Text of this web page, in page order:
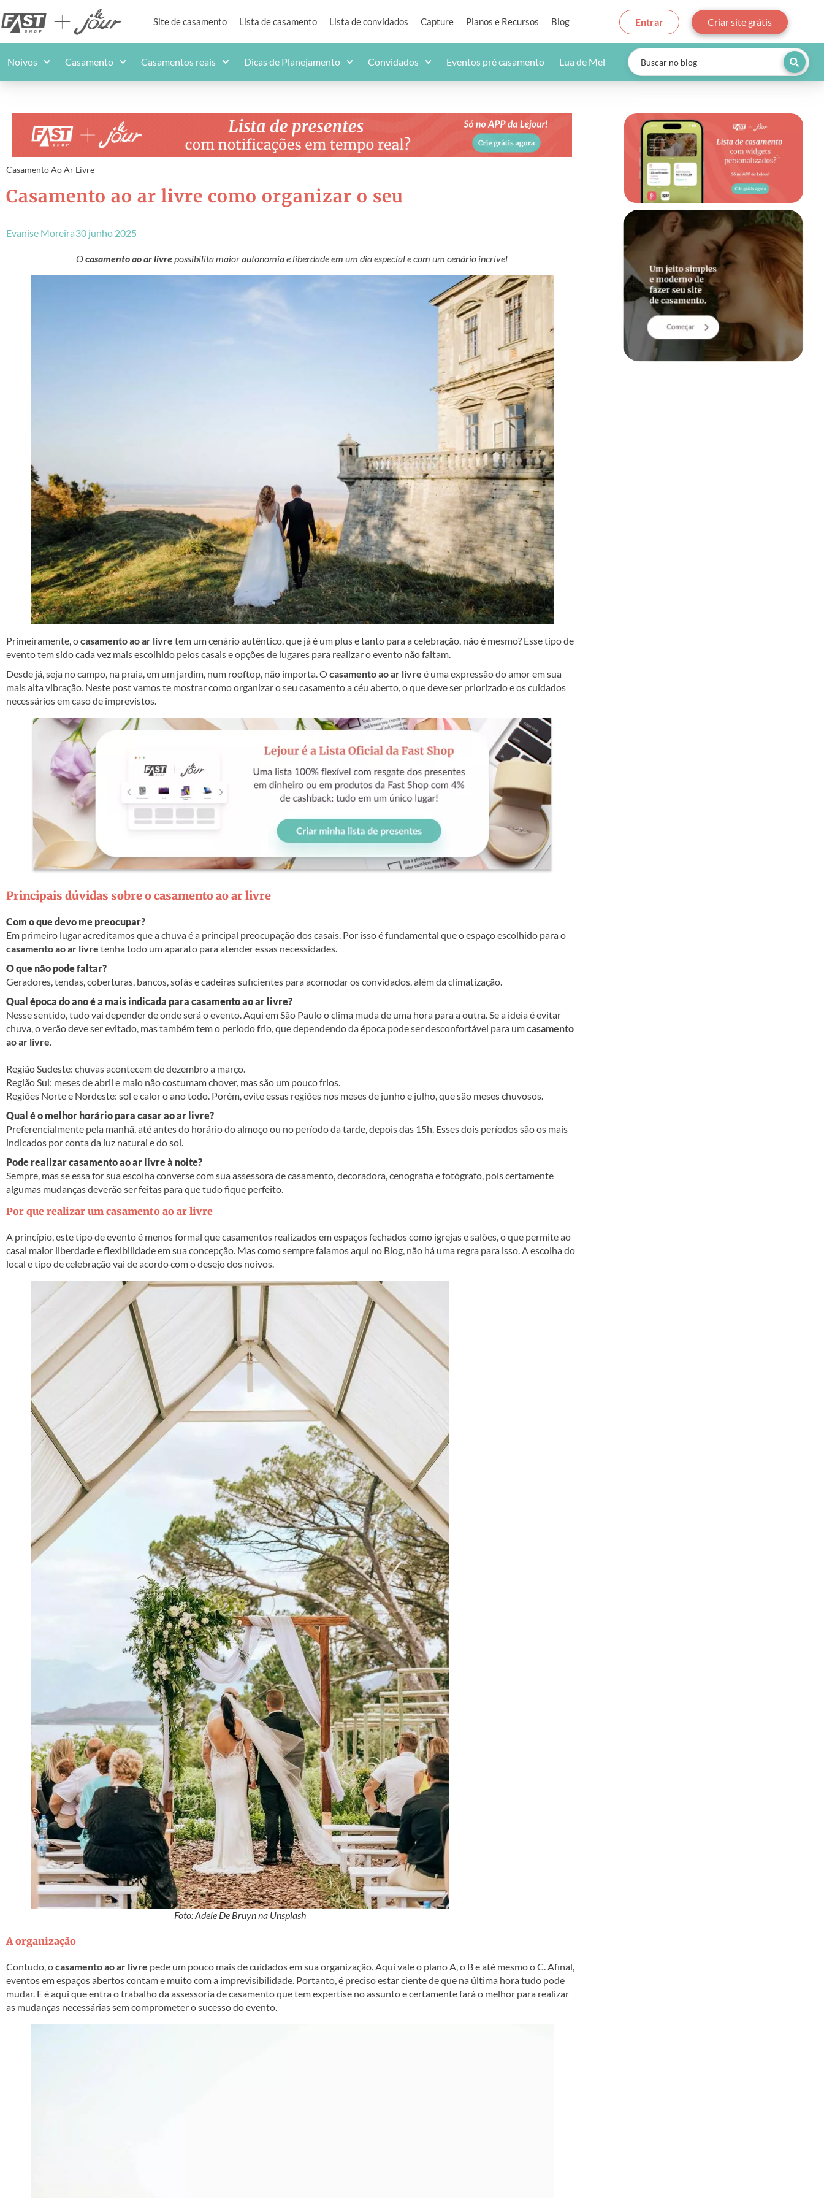
Site de casamento Lista de casamento Lista de convidados Capture Planos e Recursos Blog Entrar Criar site grátis
Noivos Casamento Casamentos reais Dicas de Planejamento Convidados Eventos pré casamento Lua de Mel
Casamento Ao Ar Livre
Casamento ao ar livre como organizar o seu
Evanise Moreira30 junho 2025
Ocasamento ao ar livrepossibilita maior autonomia e liberdade em um dia especial e com um cenário incrível
Primeiramente, ocasamento ao ar livre tem um cenário autêntico, que já é um plus e tanto para a celebração, não é mesmo? Esse tipo de
evento tem sido cada vez mais escolhido pelos casais e opções de lugares para realizar o evento não faltam.
Desde já, seja no campo, na praia, em um jardim, num rooftop, não importa. O casamento ao ar livre é uma expressão do amor em sua
mais alta vibração. Neste post vamos te mostrar como organizar o seu casamento a céu aberto, o que deve ser priorizado e os cuidados
necessários em caso de imprevistos.
Principais dúvidas sobre o casamento ao ar livre
Com o que devo me preocupar?
Em primeiro lugar acreditamos que a chuva é a principal preocupação dos casais. Por isso é fundamental que o espaço escolhido para o
casamento ao ar livre tenha todo um aparato para atender essas necessidades.
O que não pode faltar?
Geradores, tendas, coberturas, bancos, sofás e cadeiras suficientes para acomodar os convidados, além da climatização.
Qual época do ano é a mais indicada para casamento ao ar livre?
Nesse sentido, tudo vai depender de onde será o evento. Aqui em São Paulo o clima muda de uma hora para a outra. Se a ideia é evitar
chuva, o verão deve ser evitado, mas também tem o período frio, que dependendo da época pode ser desconfortável para umcasamento
ao ar livre.
Região Sudeste: chuvas acontecem de dezembro a março.
Região Sul: meses de abril e maio não costumam chover, mas são um pouco frios.
Regiões Norte e Nordeste: sol e calor o ano todo. Porém, evite essas regiões nos meses de junho e julho, que são meses chuvosos.
Qual é o melhor horário para casar ao ar livre?
Preferencialmente pela manhã, até antes do horário do almoço ou no período da tarde, depois das 15h. Esses dois períodos são os mais
indicados por conta da luz natural e do sol.
Pode realizar casamento ao ar livre à noite?
Sempre, mas se essa for sua escolha converse com sua assessora de casamento, decoradora, cenografia e fotógrafo, pois certamente
algumas mudanças deverão ser feitas para que tudo fique perfeito.
Por que realizar um casamento ao ar livre
A princípio, este tipo de evento é menos formal que casamentos realizados em espaços fechados como igrejas e salões, o que permite ao
casal maior liberdade e flexibilidade em sua concepção. Mas como sempre falamos aqui no Blog, não há uma regra para isso. A escolha do
local e tipo de celebração vai de acordo com o desejo dos noivos.
Foto: Adele De Bruyn na Unsplash
A organização
Contudo, ocasamento ao ar livre pede um pouco mais de cuidados em sua organização. Aqui vale o plano A, o B e até mesmo o C. Afinal,
eventos em espaços abertos contam e muito com a imprevisibilidade. Portanto, é preciso estar ciente de que na última hora tudo pode
mudar. E é aqui que entra o trabalho da assessoria de casamento que tem expertise no assunto e certamente fará o melhor para realizar
as mudanças necessárias sem comprometer o sucesso do evento.